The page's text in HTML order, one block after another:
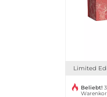
Limited
Beliebt!